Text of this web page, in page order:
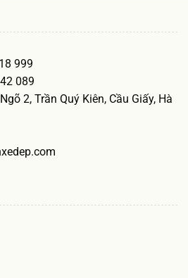
999
089
2, Trần Quý Kiên, Cầu Giấy, Hà